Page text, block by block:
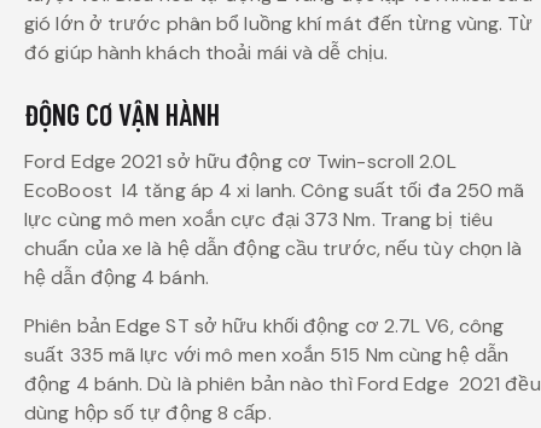
gió lớn ở trước phân bổ luồng khí mát đến từng vùng. Từ
đó giúp hành khách thoải mái và dễ chịu.
ĐỘNG CƠ VẬN HÀNH
Ford Edge 2021 sở hữu động cơ Twin-scroll 2.0L
EcoBoost I4 tăng áp 4 xi lanh. Công suất tối đa 250 mã
lực cùng mô men xoắn cực đại 373 Nm. Trang bị tiêu
chuẩn của xe là hệ dẫn động cầu trước, nếu tùy chọn là
hệ dẫn động 4 bánh.
Phiên bản Edge ST sở hữu khối động cơ 2.7L V6, công
suất 335 mã lực với mô men xoắn 515 Nm cùng hệ dẫn
động 4 bánh. Dù là phiên bản nào thì Ford Edge 2021 đều
dùng hộp số tự động 8 cấp.